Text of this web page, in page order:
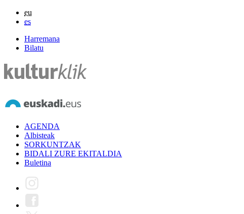
eu
es
Harremana
Bilatu
AGENDA
Albisteak
SORKUNTZAK
BIDALI ZURE EKITALDIA
Buletina